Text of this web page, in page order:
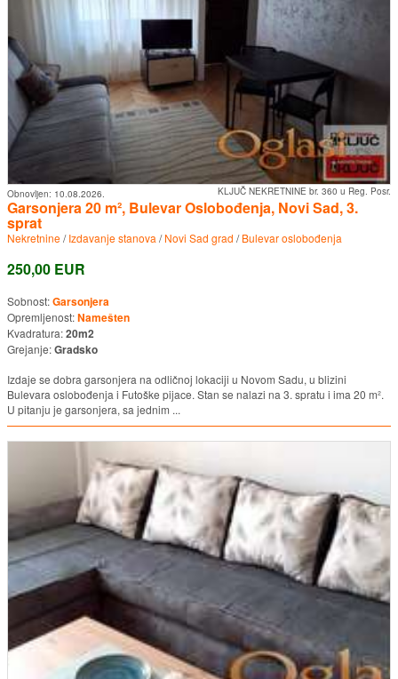
KLJUČ NEKRETNINE br. 360 u Reg. Posr.
Obnovljen: 10.08.2026.
Garsonjera 20 m², Bulevar Oslobođenja, Novi Sad, 3.
sprat
Nekretnine/Izdavanje stanova /Novi Sad grad /Bulevar oslobođenja
250,00 EUR
Sobnost:Garsonjera
Opremljenost:Namešten
Kvadratura:20m2
Grejanje:Gradsko
Izdaje se dobra garsonjera na odličnoj lokaciji u Novom Sadu, u blizini
Bulevara oslobođenja i Futoške pijace. Stan se nalazi na 3. spratu i ima 20 m².
U pitanju je garsonjera, sa jednim ...